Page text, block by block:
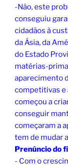
-Não, este
conseguiu
cidadãos à
da Ásia, da
do Estado
matérias-
aparecimento
competitivas e
começou a
conseguir
começaram a
tem de mudar
Prenúncio do
- Com o